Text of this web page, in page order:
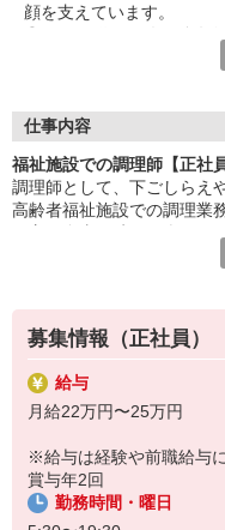
顔を支えています。
調理師としての経験を活
調理に集中できる環境で
チームで協力しながら、
「美味しかった」「あり
食を通じて人の心に寄り
給食運営を行う業界大手。
社員の成長を支える研修
成が可能です。
仕事内容
福祉施設での調理師【正社員
調理師として、下ごしらえ
高齢者福祉施設での調理業
らこそ、利用者さまの笑顔
募集情報（正社員）
給与
月給22万円〜25万円
※給与は経験や前職給与
賞与年2回
勤務時間・曜日